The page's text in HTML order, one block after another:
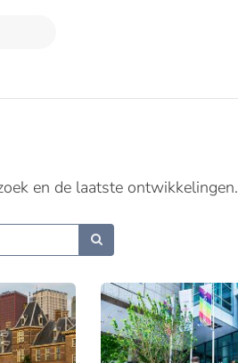
en de laatste ontwikkelingen.